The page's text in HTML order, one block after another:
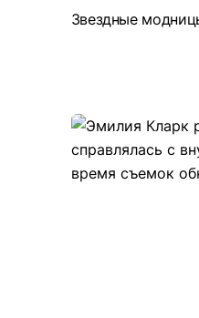
Звездные